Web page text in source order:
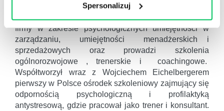
Spersonalizuj
Doświadczenie zawodowe zdobywał pracując jako
pracownik i menadżer w działach marketingu. Szkoli
firmy w zakresie psychologicznych umiejętności w
zarządzaniu, umiejętności menadżerskich i
sprzedażowych oraz prowadzi szkolenia
ogólnorozwojowe , trenerskie i coachingowe.
Współtworzył wraz z Wojciechem Eichelbergerem
pierwszy w Polsce ośrodek szkoleniowy zajmujący się
odpornością psychologiczną i profilaktyką
antystresową, gdzie pracował jako trener i konsultant.